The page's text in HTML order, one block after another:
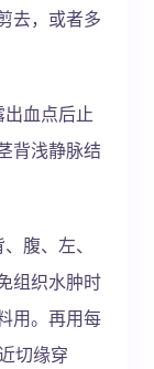
去，或者多
血点后止
背浅静脉结
腹、左、
组织水肿时
用。再用每
切缘穿